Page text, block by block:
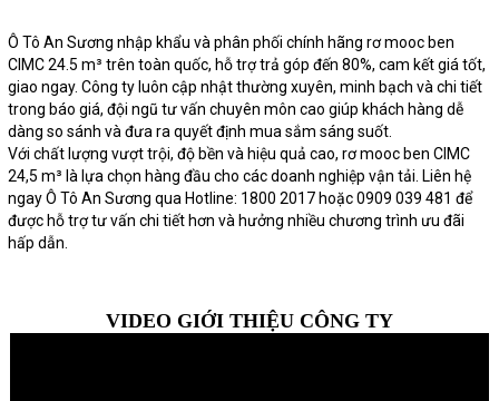
Ô Tô An Sương nhập khẩu và phân phối chính hãng rơ mooc ben
CIMC 24.5 m³ trên toàn quốc, hỗ trợ trả góp đến 80%, cam kết giá tốt,
giao ngay. Công ty luôn cập nhật thường xuyên, minh bạch và chi tiết
trong báo giá, đội ngũ tư vấn chuyên môn cao giúp khách hàng dễ
dàng so sánh và đưa ra quyết định mua sắm sáng suốt.
Với chất lượng vượt trội, độ bền và hiệu quả cao, rơ mooc ben CIMC
24,5 m³ là lựa chọn hàng đầu cho các doanh nghiệp vận tải. Liên hệ
ngay Ô Tô An Sương qua Hotline: 1800 2017 hoặc 0909 039 481 để
được hỗ trợ tư vấn chi tiết hơn và hưởng nhiều chương trình ưu đãi
hấp dẫn.
VIDEO GIỚI THIỆU CÔNG TY